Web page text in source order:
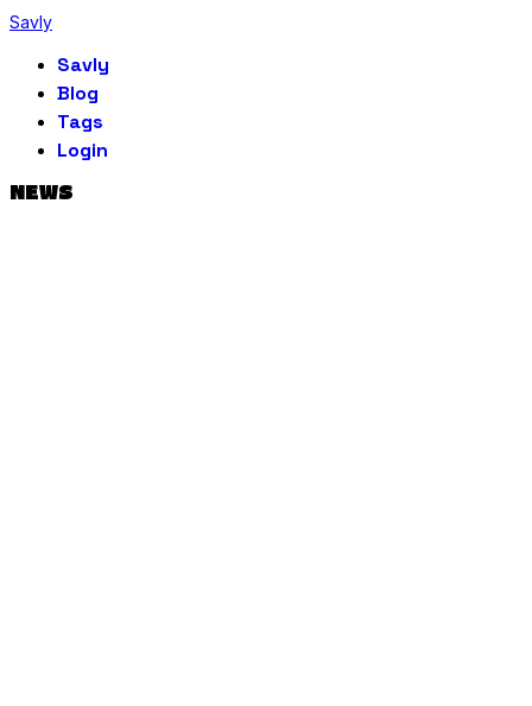
Savly
Savly
Blog
Tags
Login
NEWS